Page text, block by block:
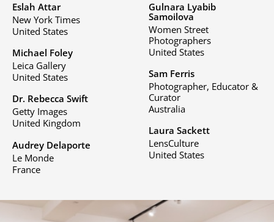
Eslah Attar
New York Times
United States
Michael Foley
Leica Gallery
United States
Dr. Rebecca Swift
Getty Images
United Kingdom
Audrey Delaporte
Le Monde
France
Gulnara Lyabib
Samoilova
Women Street
Photographers
United States
Sam Ferris
Photographer, Educator &
Curator
Australia
Laura Sackett
LensCulture
United States